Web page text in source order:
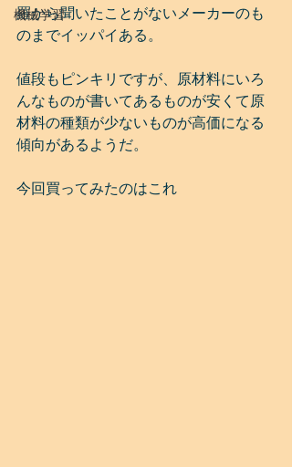
機械学習
羅から聞いたことがないメーカーのも
のまでイッパイある。
値段もピンキリですが、原材料にいろ
んなものが書いてあるものが安くて原
材料の種類が少ないものが高価になる
傾向があるようだ。
今回買ってみたのはこれ